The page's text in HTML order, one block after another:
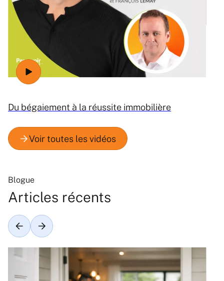
Du bégaiement à la réussite immobilière
Blogue
Articles récents